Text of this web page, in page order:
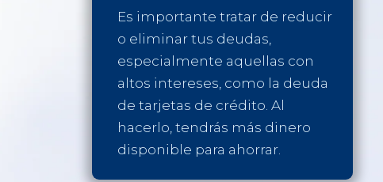
Es importante tratar de reducir
o eliminar tus deudas,
especialmente aquellas con
altos intereses, como la deuda
de tarjetas de crédito. Al
hacerlo, tendrás más dinero
disponible para ahorrar.